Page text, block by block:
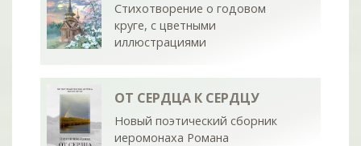
Стихотворение о годовом
круге, с цветными
иллюстрациями
ОТ СЕРДЦА К СЕРДЦУ
Новый поэтический сборник
иеромонаха Романа